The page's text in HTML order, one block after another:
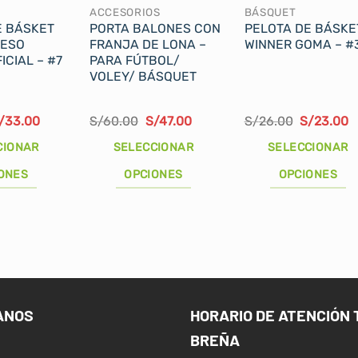
BÁSKET
– #7
33.00El
ACCESORIOS
PORTA BALONES CON
FRANJA DE LONA –
PARA FÚTBOL/
VOLEY/ BÁSQUET
S/60.00 El
original
S/60.00.
S/47.00El
actual
SELECCIONAR
OPCIONES
variantes.
BÁSQUET
PELOTA DE
WINNER GOMA –
S/26.00 El
original
S/26.00.
S/23.00El
SELECCIONAR
OPCIONES
variantes.
opciones
HORARIO DE ATENCIÓN
BREÑA